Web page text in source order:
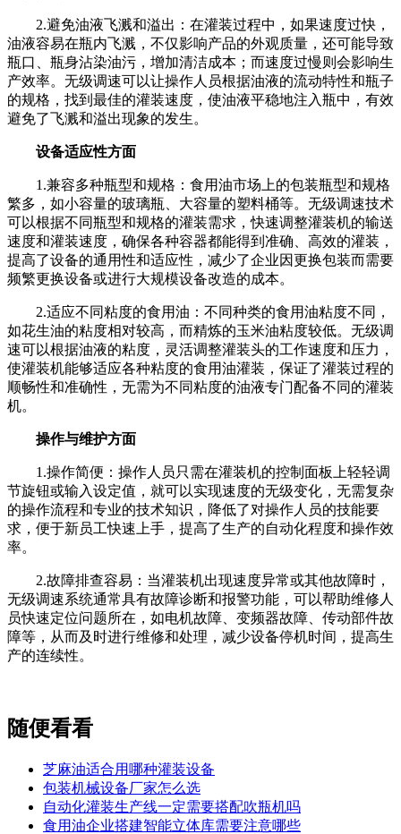
2.避免油液飞溅和溢出：在灌装过程中，如果速度过快，
油液容易在瓶内飞溅，不仅影响产品的外观质量，还可能导致
瓶口、瓶身沾染油污，增加清洁成本；而速度过慢则会影响生
产效率。无级调速可以让操作人员根据油液的流动特性和瓶子
的规格，找到最佳的灌装速度，使油液平稳地注入瓶中，有效
避免了飞溅和溢出现象的发生。
设备适应性方面
1.兼容多种瓶型和规格：食用油市场上的包装瓶型和规格
繁多，如小容量的玻璃瓶、大容量的塑料桶等。无级调速技术
可以根据不同瓶型和规格的灌装需求，快速调整灌装机的输送
速度和灌装速度，确保各种容器都能得到准确、高效的灌装，
提高了设备的通用性和适应性，减少了企业因更换包装而需要
频繁更换设备或进行大规模设备改造的成本。
2.适应不同粘度的食用油：不同种类的食用油粘度不同，
如花生油的粘度相对较高，而精炼的玉米油粘度较低。无级调
速可以根据油液的粘度，灵活调整灌装头的工作速度和压力，
使灌装机能够适应各种粘度的食用油灌装，保证了灌装过程的
顺畅性和准确性，无需为不同粘度的油液专门配备不同的灌装
机。
操作与维护方面
1.操作简便：操作人员只需在灌装机的控制面板上轻轻调
节旋钮或输入设定值，就可以实现速度的无级变化，无需复杂
的操作流程和专业的技术知识，降低了对操作人员的技能要
求，便于新员工快速上手，提高了生产的自动化程度和操作效
率。
2.故障排查容易：当灌装机出现速度异常或其他故障时，
无级调速系统通常具有故障诊断和报警功能，可以帮助维修人
员快速定位问题所在，如电机故障、变频器故障、传动部件故
障等，从而及时进行维修和处理，减少设备停机时间，提高生
产的连续性。
随便看看
芝麻油适合用哪种灌装设备
包装机械设备厂家怎么选
自动化灌装生产线一定需要搭配吹瓶机吗
食用油企业搭建智能立体库需要注意哪些